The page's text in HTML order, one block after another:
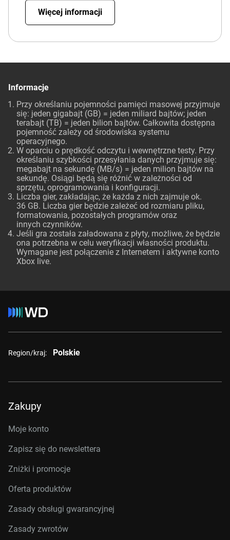
Więcej informacji
Informacje
Przy określaniu pojemności pamięci masowej przyjmuje
się: jeden gigabajt (GB) = jeden miliard bajtów; jeden
terabajt (TB) = jeden bilion bajtów. Całkowita dostępna
pojemność zależy od środowiska systemu
operacyjnego.
W oparciu o prędkość odczytu i wewnętrzne testy. Przy
określaniu szybkości przesyłania danych przyjmuje się:
megabajt na sekundę (MB/s) = jeden milion bajtów na
sekundę. Osiągi będą się różnić w zależności od
sprzętu, oprogramowania i konfiguracji.
Liczba gier, zakładając, że każda z nich zajmuje ok.
36 GB. Liczba gier będzie zależeć od rozmiaru pliku,
formatowania, pozostałych programów oraz
innych czynników.
Jeśli gra została załadowana z płyty, możliwe, że będzie
ona potrzebna w celu weryfikacji własności produktu.
Wymagane jest połączenie z Internetem i aktywne konto
Xbox live.
Region/kraj: Polskie
Zakupy
Moje konto
Zapisz się do newslettera
Zniżki i promocje
Oferta produktów
Zasady obsługi gwarancyjnej
Zasady zwrotów